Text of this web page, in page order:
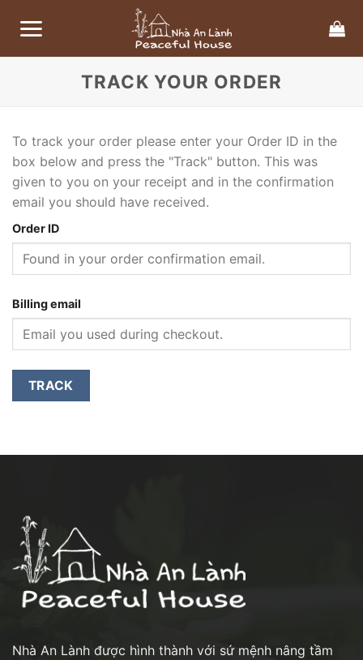
qua
TRACK YOUR ORDER
To track your order please enter your Order ID in the
box below and press the "Track" button. This was
given to you on your receipt and in the confirmation
email you should have received.
Order ID
Billing email
TRACK
Nhà An Lành được hình thành với sứ mệnh nâng tầm